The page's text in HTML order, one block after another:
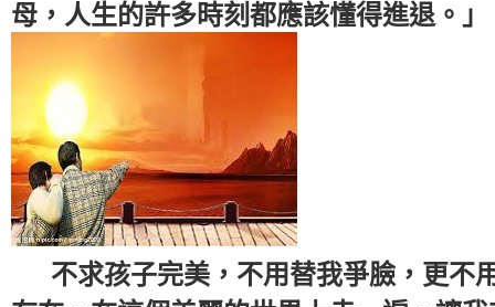
母，人生的許多時刻都應該懂得進退。」
不求孩子完美，不用替我爭臉，更不